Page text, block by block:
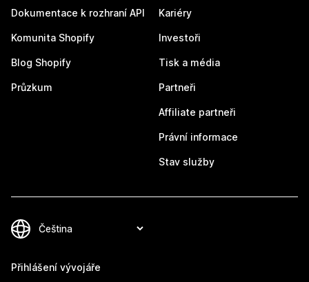
Dokumentace k rozhraní API
Komunita Shopify
Blog Shopify
Průzkum
Kariéry
Investoři
Tisk a média
Partneři
Affiliate partneři
Právní informace
Stav služby
Přihlášení vývojáře